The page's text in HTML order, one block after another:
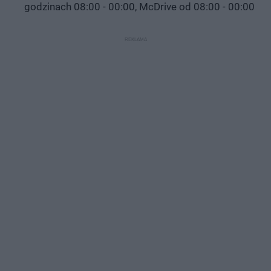
godzinach 08:00 - 00:00, McDrive od 08:00 - 00:00